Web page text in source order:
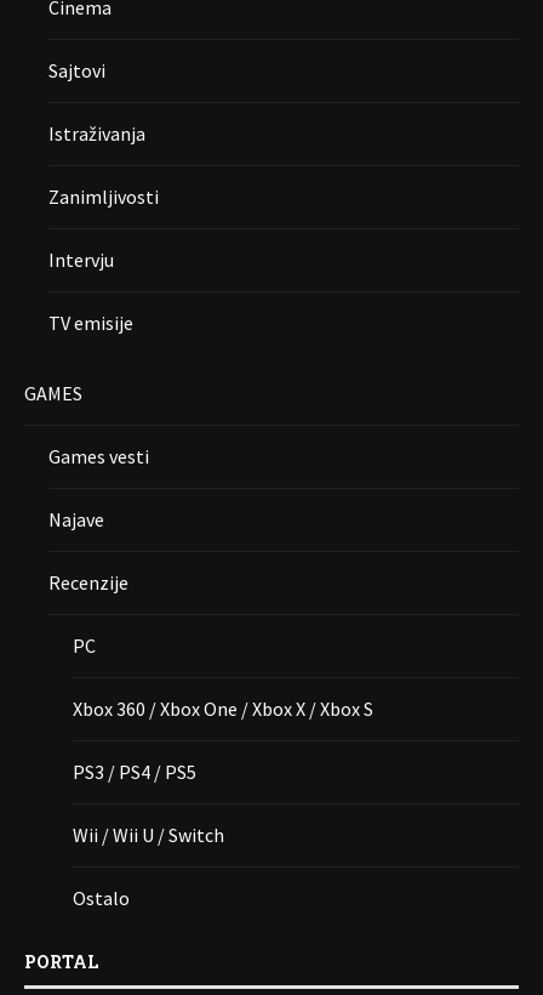
Cinema
Sajtovi
Istraživanja
Zanimljivosti
Intervju
TV emisije
GAMES
Games vesti
Najave
Recenzije
PC
Xbox 360 / Xbox One / Xbox X / Xbox S
PS3 / PS4 / PS5
Wii / Wii U / Switch
Ostalo
PORTAL